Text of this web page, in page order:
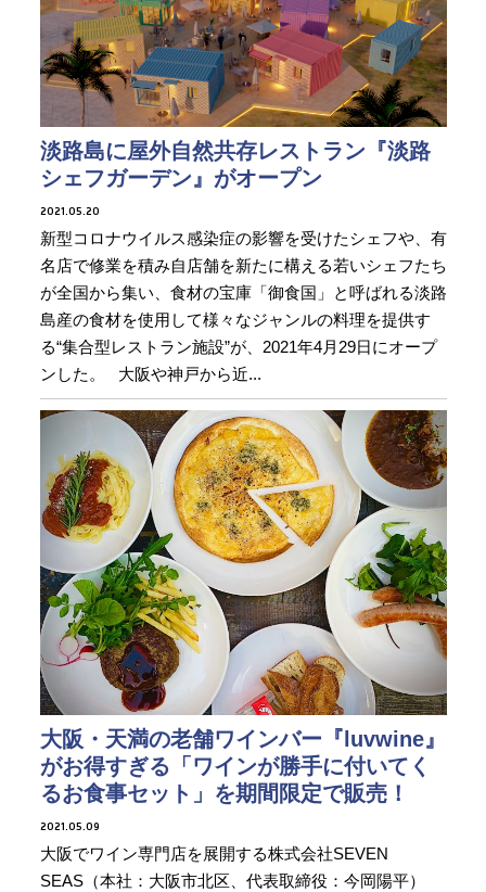
淡路島に屋外自然共存レストラン『淡路
シェフガーデン』がオープン
2021.05.20
新型コロナウイルス感染症の影響を受けたシェフや、有
名店で修業を積み自店舗を新たに構える若いシェフたち
が全国から集い、食材の宝庫「御食国」と呼ばれる淡路
島産の食材を使用して様々なジャンルの料理を提供す
る“集合型レストラン施設”が、2021年4月29日にオープ
ンした。 大阪や神戸から近...
大阪・天満の老舗ワインバー『luvwine』
がお得すぎる「ワインが勝手に付いてく
るお食事セット」を期間限定で販売！
2021.05.09
大阪でワイン専門店を展開する株式会社SEVEN
SEAS（本社：大阪市北区、代表取締役：今岡陽平）